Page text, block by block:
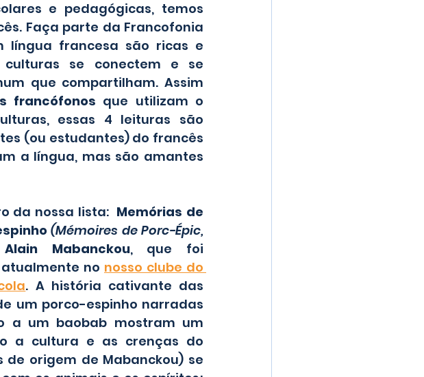
Faça parte da Francofonia
língua francesa são ricas e
se conectem e se
que compartilham. Assim
francófonos que utilizam o
essas 4 leituras são
(ou estudantes) do francês
a língua, mas são amantes
da nossa lista: Memórias de
(Mémoires de Porc-Épic,
Alain Mabanckou, que foi
no nosso clube do
. A história cativante das
um porco-espinho narradas
a um baobab mostram um
a cultura e as crenças do
de origem de Mabanckou) se